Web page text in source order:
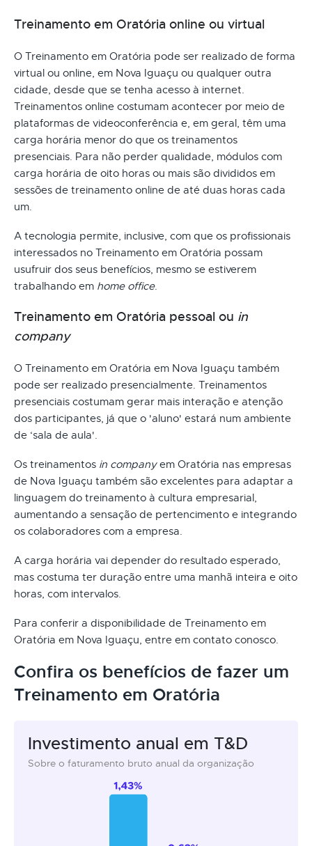
Treinamento em Oratória online ou virtual
O Treinamento em Oratória pode ser realizado de forma
virtual ou online, em Nova Iguaçu ou qualquer outra
cidade, desde que se tenha acesso à internet.
Treinamentos online costumam acontecer por meio de
plataformas de videoconferência e, em geral, têm uma
carga horária menor do que os treinamentos
presenciais. Para não perder qualidade, módulos com
carga horária de oito horas ou mais são divididos em
sessões de treinamento online de até duas horas cada
um.
A tecnologia permite, inclusive, com que os profissionais
interessados no Treinamento em Oratória possam
usufruir dos seus benefícios, mesmo se estiverem
trabalhando em home office.
Treinamento em Oratória pessoal ou in
company
O Treinamento em Oratória em Nova Iguaçu também
pode ser realizado presencialmente. Treinamentos
presenciais costumam gerar mais interação e atenção
dos participantes, já que o 'aluno' estará num ambiente
de ‘sala de aula'.
Os treinamentos in companyem Oratória nas empresas
de Nova Iguaçu também são excelentes para adaptar a
linguagem do treinamento à cultura empresarial,
aumentando a sensação de pertencimento e integrando
os colaboradores com a empresa.
A carga horária vai depender do resultado esperado,
mas costuma ter duração entre uma manhã inteira e oito
horas, com intervalos.
Para conferir a disponibilidade de Treinamento em
Oratória em Nova Iguaçu, entre em contato conosco.
Confira os benefícios de fazer um
Treinamento em Oratória
Investimento anual em T&D
Sobre o faturamento bruto anual da organização